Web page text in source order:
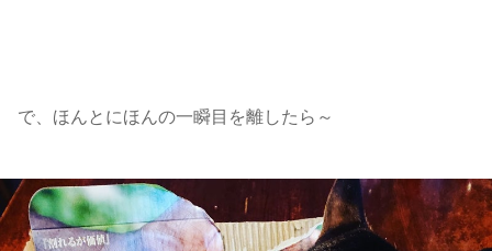
で、ほんとにほんの一瞬目を離したら～